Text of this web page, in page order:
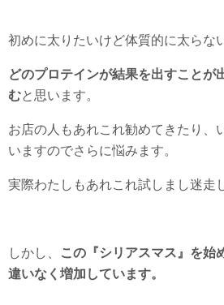
初めに太りたいけど体質的に太らな
どのプロテインが結果を出すことが
むと思います。
お店の人もあれこれ勧めてきたり、
いますのでさらに悩みます。
実際わたしもあれこれ試しまし迷走
しかし、
この『シリアスマス』を始
違いなく増加しています。